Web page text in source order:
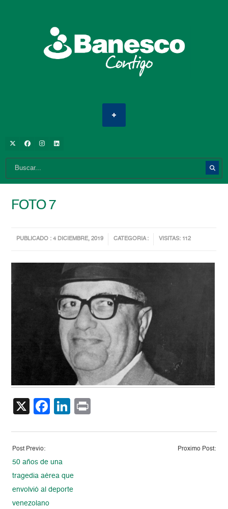
FOTO 7
PUBLICADO : 4 DICIEMBRE, 2019 CATEGORIA : VISITAS: 112
X Facebook
LinkedIn
Post Previo:
50 años de una
tragedia aérea que
envolvió al deporte
venezolano
Proximo Post: